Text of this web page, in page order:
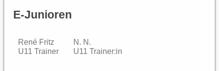
E-Junioren
René Fritz
U11 Trainer
N. N.
U11 Trainer:in